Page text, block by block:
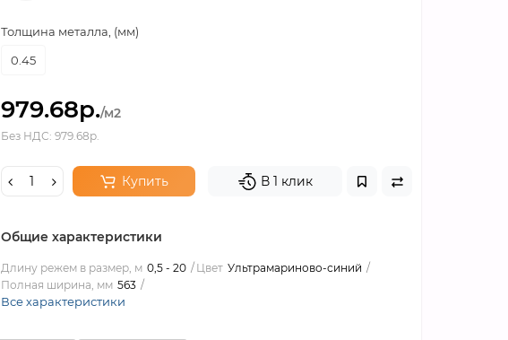
Толщина металла, (мм)
0.45
979.68р./м2
Без НДС: 979.68р.
Купить В 1 клик
Общие характеристики
Длину режем в размер, м 0,5 - 20 Цвет Ультрамариново-синий
Полная ширина, мм 563
Все характеристики